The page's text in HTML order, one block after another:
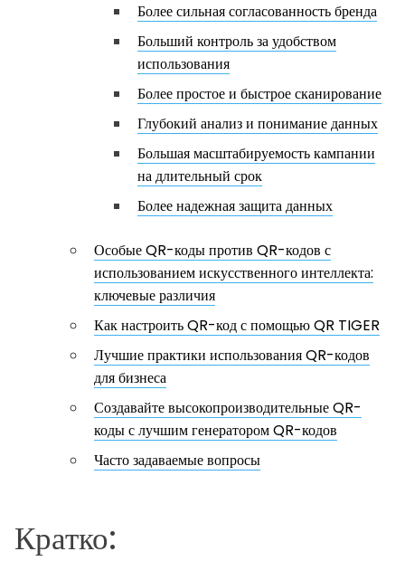
Более сильная согласованность бренда
Больший контроль за удобством
использования
Более простое и быстрое сканирование
Глубокий анализ и понимание данных
Большая масштабируемость кампании
на длительный срок
Более надежная защита данных
Особые QR-коды против QR-кодов с
использованием искусственного интеллекта:
ключевые различия
Как настроить QR-код с помощью QR TIGER
Лучшие практики использования QR-кодов
для бизнеса
Создавайте высокопроизводительные QR-
коды с лучшим генератором QR-кодов
Часто задаваемые вопросы
Кратко: